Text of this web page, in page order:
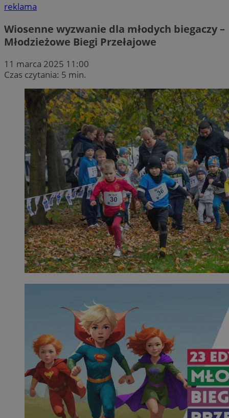
reklama
Wiosenne wyzwanie dla młodych biegaczy –
Młodzieżowe Biegi Przełajowe
11 marca 2025 11:00
Czas czytania: 5 min.